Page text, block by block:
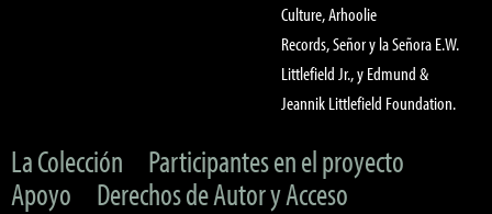
Culture, Arhoolie
Records, Señor y la Señora E.W.
Littlefield Jr., y Edmund &
Jeannik Littlefield Foundation.
La Colección
Participantes en el proyecto
Apoyo
Derechos de Autor y Acceso